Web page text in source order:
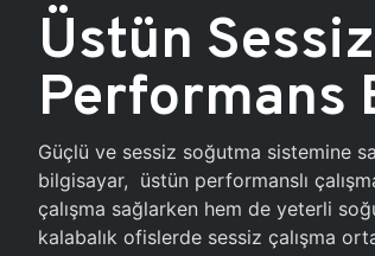
Üstün
Performans
Güçlü ve sessiz soğutma sistemine
bilgisayar, üstün performanslı
çalışma sağlarken hem de yeterli
kalabalık ofislerde sessiz çalışma